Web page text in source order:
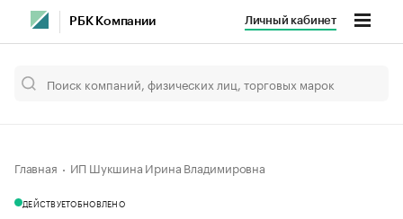
РБК Компании Личный кабинет
Главная ИП Шукшина Ирина Владимировна
ДЕЙСТВУЕТОБНОВЛЕНО